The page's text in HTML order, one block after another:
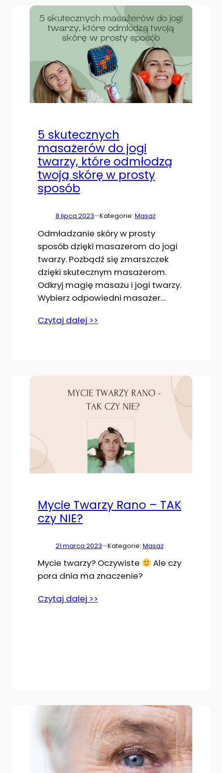
5 skutecznych
masażerów do jogi
twarzy, które odmłodzą
twoją skórę w prosty
sposób
8 lipca 2023—Kategorie: Masaż
Odmładzanie skóry w prosty
sposób dzięki masażerom do jogi
twarzy. Pozbądź się zmarszczek
dzięki skutecznym masażerom.
Odkryj magię masażu i jogi twarzy.
Wybierz odpowiedni masażer…
Czytaj dalej >>
Mycie Twarzy Rano – TAK
czy NIE?
21 marca 2023—Kategorie: Masaż
Mycie twarzy? Oczywiste
Ale czy
pora dnia ma znaczenie?
Czytaj dalej >>